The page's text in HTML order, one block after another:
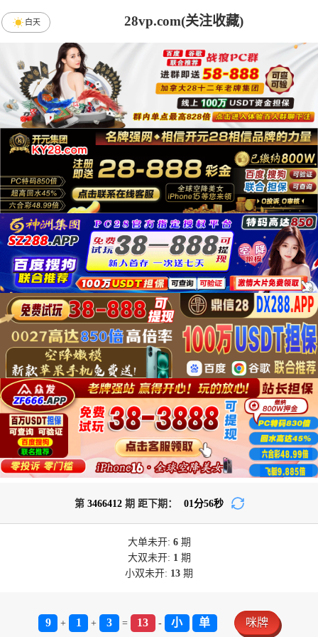
28vp.com(关注收藏)
白天
第 3466412期 距下期： 01 分55秒
大单未开: 6期
大双未开: 1 期
小双未开: 13 期
9 + 1 + 3 = 13 - 小 单 咪牌